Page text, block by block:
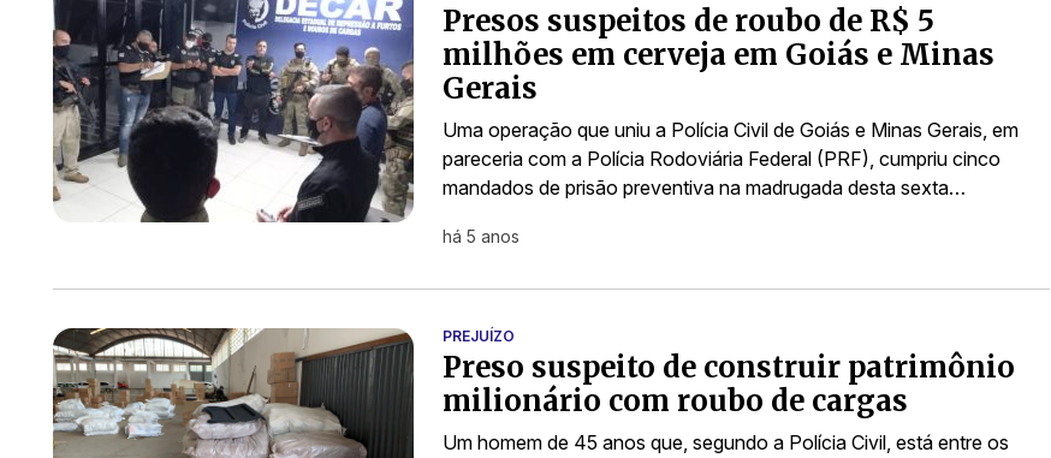
Presos suspeitos de roubo de R$ 5
milhões em cerveja em Goiás e Minas
Gerais
Uma operação que uniu a Polícia Civil de Goiás e Minas Gerais, em
pareceria com a Polícia Rodoviária Federal (PRF), cumpriu cinco
mandados de prisão preventiva na madrugada desta sexta…
há 5 anos
PREJUÍZO
Preso suspeito de construir patrimônio
milionário com roubo de cargas
Um homem de 45 anos que, segundo a Polícia Civil, está entre os